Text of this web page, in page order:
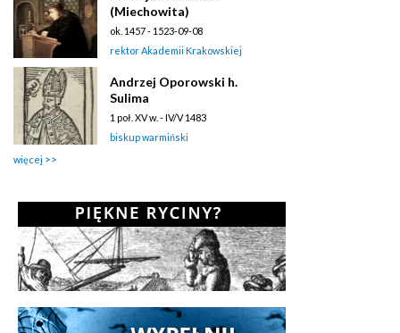
(Miechowita)
ok. 1457 - 1523-09-08
rektor Akademii Krakowskiej
Andrzej Oporowski h.
Sulima
1 poł. XV w. - IV/V 1483
biskup warmiński
więcej